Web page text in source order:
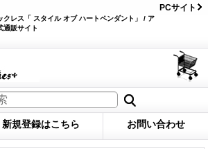
クレス「 スタイル オブ ハートペンダント」 / ア
通販サイト
PCサイト
新規登録はこちら お問い合わせ